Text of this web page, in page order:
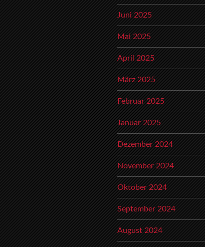
Juni 2025
Mai 2025
April 2025
März 2025
Februar 2025
Januar 2025
Dezember 2024
November 2024
Oktober 2024
September 2024
August 2024